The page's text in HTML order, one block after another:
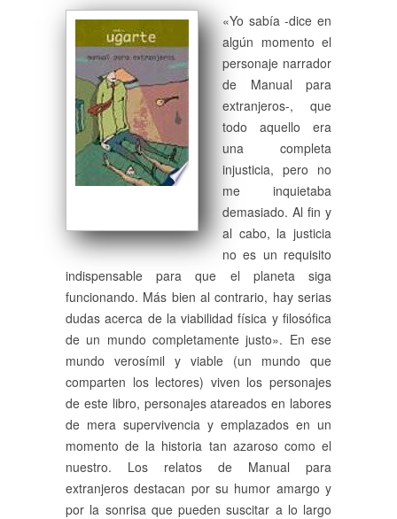
«Yo sabía -dice en
algún momento el
personaje narrador
de Manual para
extranjeros-, que
todo aquello era
una completa
injusticia, pero no
me inquietaba
demasiado. Al fin y
al cabo, la justicia
no es un requisito
indispensable para que el planeta siga
funcionando. Más bien al contrario, hay serias
dudas acerca de la viabilidad física y filosófica
de un mundo completamente justo». En ese
mundo verosímil y viable (un mundo que
comparten los lectores) viven los personajes
de este libro, personajes atareados en labores
de mera supervivencia y emplazados en un
momento de la historia tan azaroso como el
nuestro. Los relatos de Manual para
extranjeros destacan por su humor amargo y
por la sonrisa que pueden suscitar a lo largo